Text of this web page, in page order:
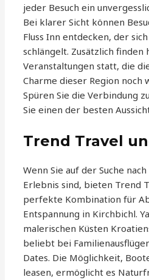
jeder Besuch ein
Bei klarer Sicht können
Fluss Inn entdecken, der
schlängelt. Zusätzlich
Veranstaltungen statt, die
Charme dieser Region
Spüren Sie die Verbindung
Sie einen der besten
Trend Travel
Wenn Sie auf der Suche
Erlebnis sind, bieten Trend
perfekte Kombination für
Entspannung in Kirchbichl.
malerischen Küsten
beliebt bei
Dates. Die Möglichkeit,
leasen, ermöglicht es